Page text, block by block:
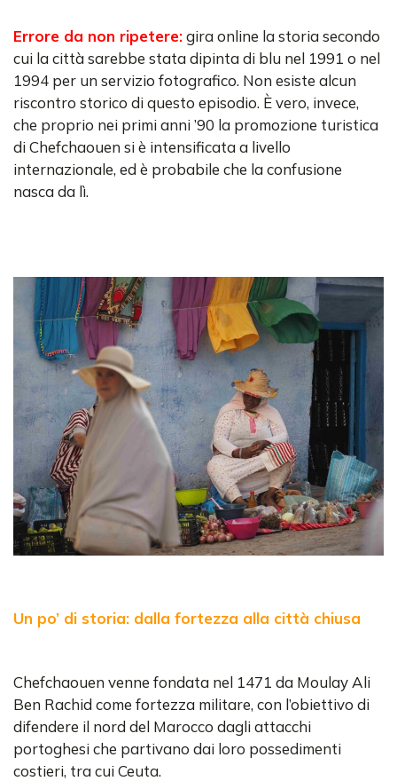
Errore da non ripetere:gira online la storia secondo
cui la città sarebbe stata dipinta di blu nel 1991 o nel
1994 per un servizio fotografico. Non esiste alcun
riscontro storico di questo episodio. È vero, invece,
che proprio nei primi anni ’90 la promozione turistica
di Chefchaouen si è intensificata a livello
internazionale, ed è probabile che la confusione
nasca da lì.
Un po’ di storia: dalla fortezza alla città chiusa
Chefchaouen venne fondata nel 1471 da Moulay Ali
Ben Rachid come fortezza militare, con l’obiettivo di
difendere il nord del Marocco dagli attacchi
portoghesi che partivano dai loro possedimenti
costieri, tra cui Ceuta.